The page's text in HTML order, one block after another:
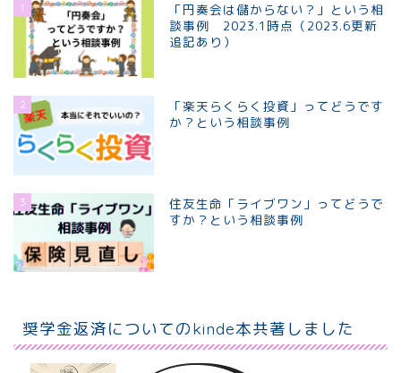
1
「円奏会は儲からない？」という相
談事例 2023.1時点（2023.6更新
追記あり）
2
「楽天らくらく投資」ってどうです
か？という相談事例
3
住友生命「ライブワン」ってどうで
すか？という相談事例
奨学金返済についてのkinde本共著しました